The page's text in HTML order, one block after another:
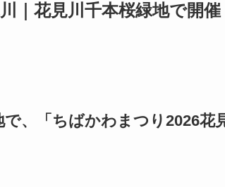
｜花見川千本桜緑地で開
、「ちばかわまつり2026花